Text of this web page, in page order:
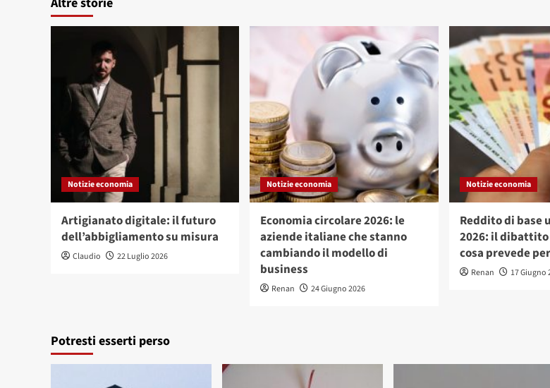
Notizie economia
Artigianato digitale: il futuro
dell’abbigliamento su misura
Claudio 22 Luglio 2026
Notizie economia
Economia circolare 2026: le
aziende italiane che stanno
cambiando il modello di
business
Renan 24 Giugno 2026
Notizie economia
Reddito di base
2026: il dibattito
cosa prevede
Renan 17 Giugno
Potresti esserti perso